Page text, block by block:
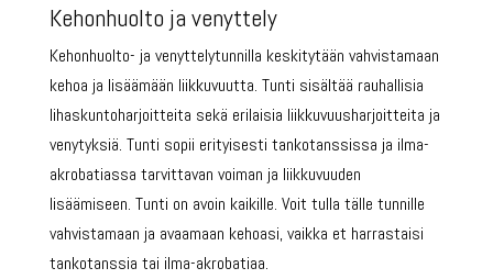
Kehonhuolto ja venyttely
Kehonhuolto- ja venyttelytunnilla keskitytään vahvistamaan
kehoa ja lisäämään liikkuvuutta. Tunti sisältää rauhallisia
lihaskuntoharjoitteita sekä erilaisia liikkuvuusharjoitteita ja
venytyksiä. Tunti sopii erityisesti tankotanssissa ja ilma-
akrobatiassa tarvittavan voiman ja liikkuvuuden
lisäämiseen. Tunti on avoin kaikille. Voit tulla tälle tunnille
vahvistamaan ja avaamaan kehoasi, vaikka et harrastaisi
tankotanssia tai ilma-akrobatiaa.